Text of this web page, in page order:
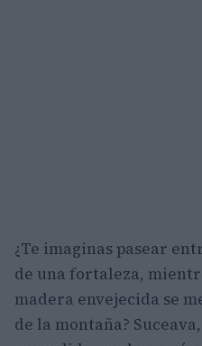
¿Te imaginas pasear
de una fortaleza,
madera envejecida se
de la montaña?